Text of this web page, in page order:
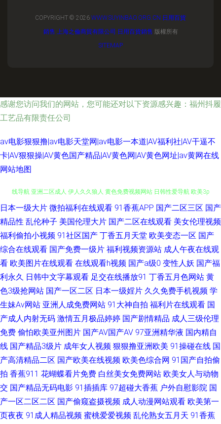
COPYRIGHT © 2026 WWW.SUYINBAO.ORG.CN 日用百貨
銷售 上海之倫商貿有限公司 日用百貨銷售 版權所有
SITEMAP
感谢您访问我们的网站，您可能还对以下资源感兴趣：福州抖履
工艺品有限责任公司
av电影狠狠撸|av电影天堂网|av电影一本道|AV福利社|AV干逼不
卡|AV狠狠操|AV黄色国产精品|AV黄色网|AV黄色网址|av黄网在线
网站地图
国产91青青视频 99欧美不能看 青娱福利视频在线 婷婷她六月天 午夜视频在
线导航 亚洲二区成人 伊人久久狼人 黄色免费视频网站 日韩性爱导航 欧美3p
一区 91社欧美 韩国91短片 麻豆国产一二三四 五月天福利网 豆花成人精品社
区 日韩福利视频 伊人成人电影 午夜激情福利AV 91永久免费视频 91白虎丝
袜萝莉 亚洲色鬼 91竹菊国产 豆花视频制服资源 久草欧美在线 AV日韩 福利
剧场午夜 韩国一级在线免费 麻豆插插插 欧美激情A级片 人妻欧美啪啪啪 四
虎永久地址日韩 亚洲h网站 91超碰成人 91视频国产网址 俺去啦综合网址 国
络 人妻午夜激情 日本精品人妖五区 91小视频黄 国产喷水自拍 九一精品中文
日本一级大片 微拍福利在线观看 91香蕉APP 国产二区三区 国产
精品性 乱伦种子 美国伦理大片 国产二区在线观看 美女伦理视频
福利偷拍小视频 91社区国产 丁香五月天堂 欧美变态一区 国产
综合在线观看 国产免费一级片 福利视频资源站 成人午夜在线观
看 欧美图片在线观看 在线观看h视频 国产a级0 变性人妖 国产福
利永久 日韩中文字幕观看 足交在线播放91 丁香五月色网站 黄
色3级抢网站 国产一区二区 日本一级婬片 久久免费手机视频 学
生妹Av网站 亚洲人成免费网站 91大神自拍 福利片在线观看 国
产成人内射无码 激情五月极品婷婷 国产剧情精品 成人三级伦理
免费 偷怕欧美亚州图片 国产AV国产AV 97亚洲精华液 国内精自
线 国产精品3级片 成年女人视频 狠狠撸亚洲欧美 91操碰在线 国
产高清精品二区 国产欧美在线视频 欧美色综合网 91国产自拍偷
拍 香蕉911 花蝴蝶看片免费 白丝美女免费网站 欧美女人与动物
交 国产精品无码电影 91插插库 97超碰大香蕉 户外自慰影院 国
产一区二区二区 国产偷窥盗摄视频 成人动漫网站观看 欧美第一
页夜夜 91成人精品视频 蜜桃爱爱视频 乱伦熟女五月天 91香蕉